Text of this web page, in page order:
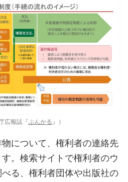
広報誌『ぶんかる 』）
について、権利者の連絡先
。検索サイトで権利者のウ
る、権利者団体や出版社の